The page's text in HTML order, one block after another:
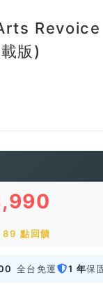
Revoice
版)
89 點回饋
全台免運 1 年保